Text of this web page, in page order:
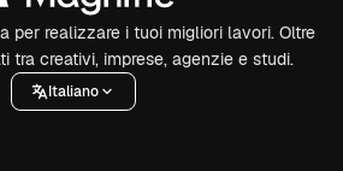
per realizzare i tuoi migliori lavori. Oltre
tra creativi, imprese, agenzie e studi.
Italiano